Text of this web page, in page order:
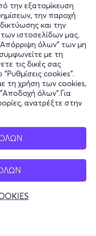
την εξατομίκευση
την παροχή
και την
ιστοσελίδων μας.
όλων" των μη
με τη
τις δικές σας
"Ρυθμίσεις cookies".
τη χρήση των cookies,
όλων".Για
ανατρέξτε στην